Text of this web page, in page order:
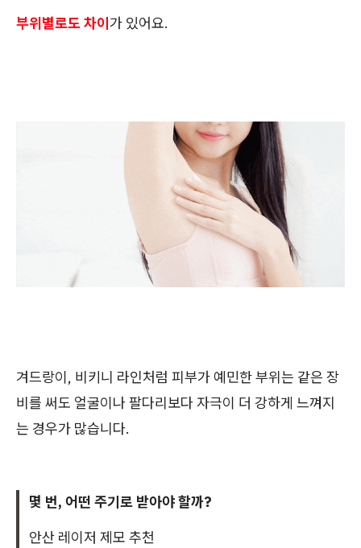
부위별로도 차이가 있어요.
겨드랑이, 비키니 라인처럼 피부가 예민한 부위는 같은 장
비를 써도 얼굴이나 팔다리보다 자극이 더 강하게 느껴지
는 경우가 많습니다.
몇 번, 어떤 주기로 받아야 할까?
안산 레이저 제모 추천